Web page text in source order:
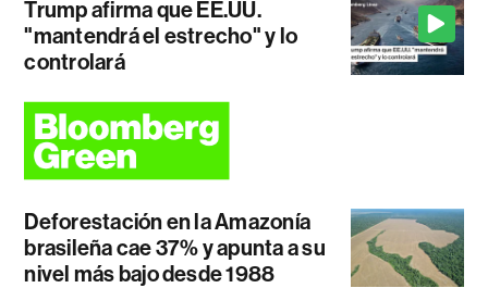
Trump afirma que EE.UU.
"mantendrá el estrecho" y lo
controlará
Deforestación en la Amazonía
brasileña cae 37% y apunta a su
nivel más bajo desde 1988